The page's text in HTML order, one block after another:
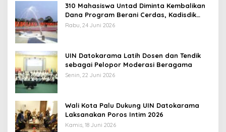
310 Mahasiswa Untad Diminta Kembalikan
Dana Program Berani Cerdas, Kadisdik
Sulteng: Tidak Boleh Terima Beasiswa
Rabu, 24 Juni 2026
UIN Datokarama Latih Dosen dan Tendik
sebagai Pelopor Moderasi Beragama
Senin, 22 Juni 2026
Wali Kota Palu Dukung UIN Datokarama
Laksanakan Poros Intim 2026
Kamis, 18 Juni 2026